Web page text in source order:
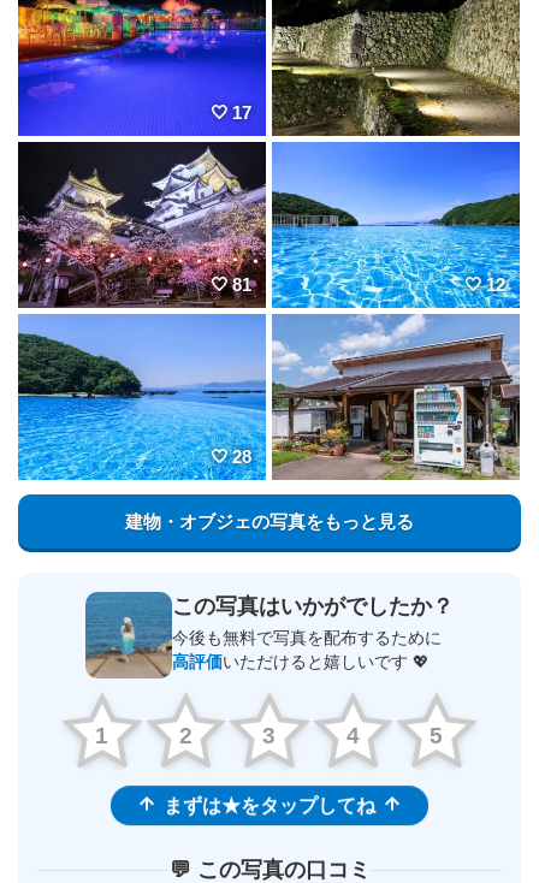
17
81 12
28
建物・オブジェの写真をもっと見る
この写真はいかがでしたか？
今後も無料で写真を配布するために
高評価いただけると嬉しいです 💖
1 2 3 4 5
まずは★をタップしてね
💬 この写真の口コミ